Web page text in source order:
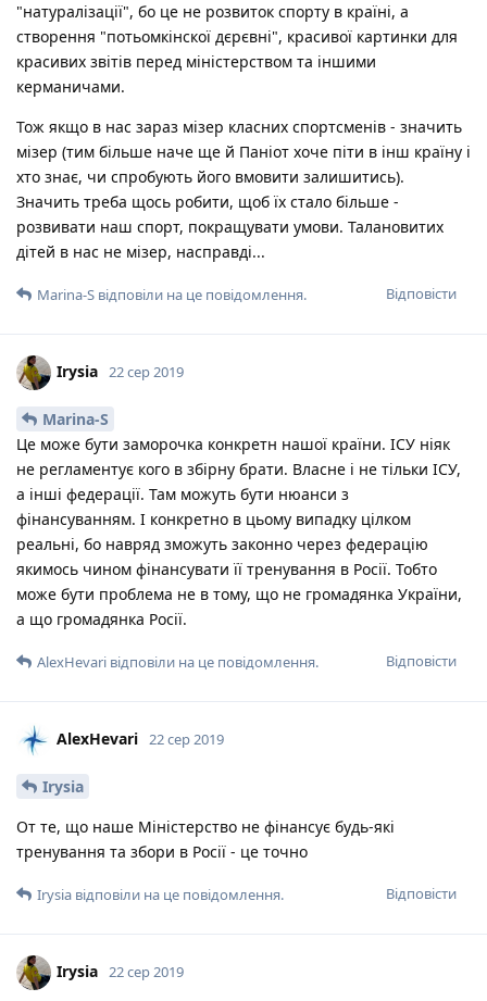
"натуралізації", бо це не розвиток спорту в країні, а
створення "потьомкінскої дєрєвні", красивої картинки для
красивих звітів перед міністерством та іншими
керманичами.
Тож якщо в нас зараз мізер класних спортсменів - значить
мізер (тим більше наче ще й Паніот хоче піти в інш країну і
хто знає, чи спробують його вмовити залишитись).
Значить треба щось робити, щоб їх стало більше -
розвивати наш спорт, покращувати умови. Талановитих
дітей в нас не мізер, насправді...
Відповісти
Marina-S відповіли на це повідомлення.
Irysia 22 сер 2019
Marina-S
Це може бути заморочка конкретн нашої країни. ІСУ ніяк
не регламентує кого в збірну брати. Власне і не тільки ІСУ,
а інші федерації. Там можуть бути нюанси з
фінансуванням. І конкретно в цьому випадку цілком
реальні, бо навряд зможуть законно через федерацію
якимось чином фінансувати її тренування в Росії. Тобто
може бути проблема не в тому, що не громадянка України,
а що громадянка Росії.
Відповісти
AlexHevari відповіли на це повідомлення.
AlexHevari 22 сер 2019
Irysia
От те, що наше Міністерство не фінансує будь-які
тренування та збори в Росії - це точно
Відповісти
Irysia відповіли на це повідомлення.
Irysia 22 сер 2019